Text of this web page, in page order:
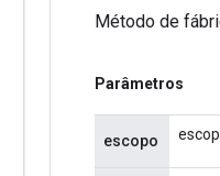
Método de
Parâmetros
escopo